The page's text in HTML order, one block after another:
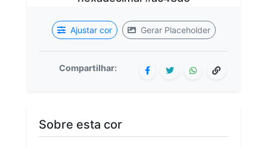
Ajustar cor Gerar Placeholder
Compartilhar:
Sobre esta cor